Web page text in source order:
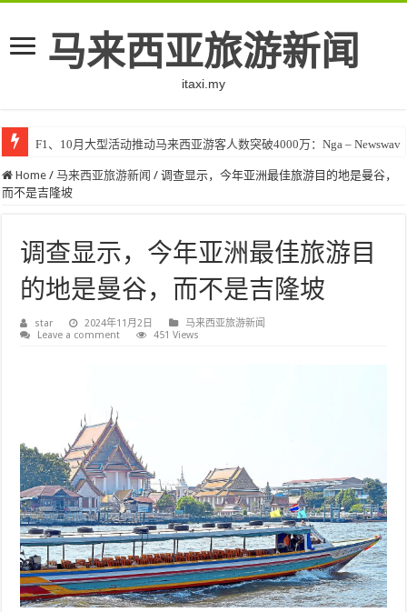
马来西亚旅游新闻
itaxi.my
F1、10月大型活动推动马来西亚游客人数突破4000万：Nga – Newswav
Home / 马来西亚旅游新闻 / 调查显示，今年亚洲最佳旅游目的地是曼谷，
而不是吉隆坡
调查显示，今年亚洲最佳旅游目
的地是曼谷，而不是吉隆坡
star 2024年11月2日
马来西亚旅游新闻
Leave a comment
451 Views